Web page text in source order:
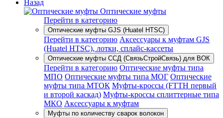
Назад
Оптические муфты
Перейти в категорию
Оптические муфты GJS (Huatel HTSC)
Перейти в категорию Аксессуары к муфтам GJS
(Huatel HTSC), лотки, сплайс-кассеты
Оптические муфты ССД (СвязьСтройСвязь) для ВОК
Перейти в категорию Оптические муфты типа
МПО Оптические муфты типа МОГ Оптические
муфты типа МТОК Муфты-кроссы (FTTH первый
и второй каскад) Муфты-кроссы сплиттерные типа
МКО Аксессуары к муфтам
Муфты по количеству сварок волокон